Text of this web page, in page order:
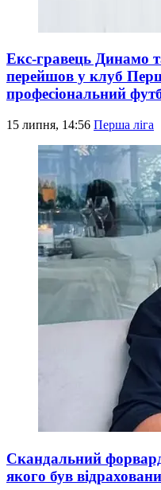
Екс-гравець Динамо
перейшов у клуб
професіональний
15 липня, 14:56 Перша ліга
Скандальний
якого був